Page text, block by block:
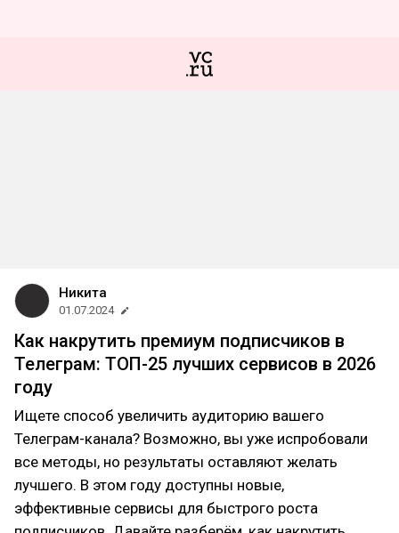
Никита
01.07.2024
Как накрутить премиум подписчиков в
Телеграм: ТОП-25 лучших сервисов в 2026
году
Ищете способ увеличить аудиторию вашего
Телеграм-канала? Возможно, вы уже испробовали
все методы, но результаты оставляют желать
лучшего. В этом году доступны новые,
эффективные сервисы для быстрого роста